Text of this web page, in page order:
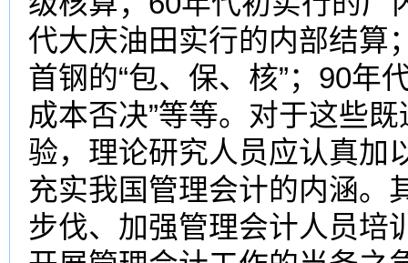
代大庆油田实行的内部结算
首钢的“包、保、核”；90年
成本否决”等等。对于这些
验，理论研究人员应认真加
充实我国管理会计的内涵。
步伐、加强管理会计人员培